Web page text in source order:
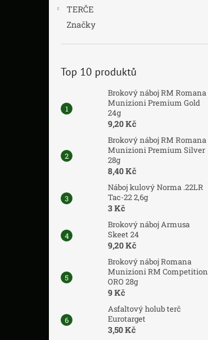
TERČE
Značky
Top 10 produktů
Brokový náboj RM Romana
Munizioni Premium Gold
24g
9,20 Kč
Brokový náboj RM Romana
Munizioni Premium Silver
28g
8,40 Kč
Náboj kulový Norma .22LR
Tac-22 2,6g
3 Kč
Brokový náboj Armusa
Skeet 24
9,20 Kč
Brokový náboj Romana
Munizioni RM Competition
ORO 28g
9 Kč
Asfaltový holub terč
Eurotarget
3,50 Kč